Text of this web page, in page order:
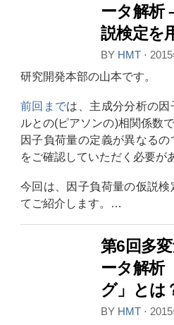
ータ解析
説検定を
BY HMT ⋅
研究開発本部の山本です。
前回までは、主成分分析の
ルとの(ピアソンの)相関係数
因子負荷量の定義が異なる
をご確認していただく必要が
今回は、因子負荷量の仮説
てご紹介します。…
第6回多
ータ解
グ」とは
BY HMT ⋅